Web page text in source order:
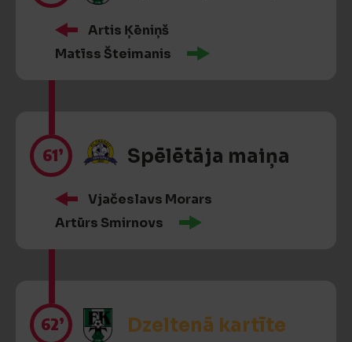
Artis Ķēniņš
Matīss Šteimanis
61’ Spēlētāja maiņa
Vjačeslavs Morars
Artūrs Smirnovs
62’ Dzeltenā kartīte